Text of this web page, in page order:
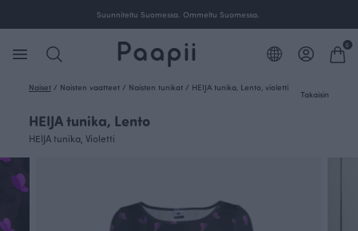
Ilmainen toimitus yli 100 € tilauksille Suomessa.
0
Naiset / Naisten vaatteet / Naisten tunikat / HEIJA tunika, Lento, violetti
Takaisin
HEIJA tunika, Lento
HEIJA tunika, Violetti